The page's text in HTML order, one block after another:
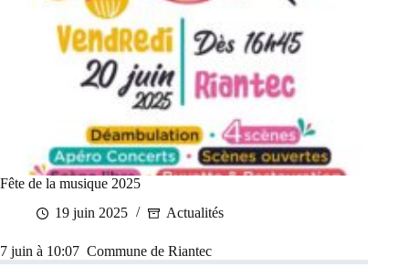
Fête de la musique 2025
19 juin 2025
Actualités
7 juin à 10:07 Commune de Riantec